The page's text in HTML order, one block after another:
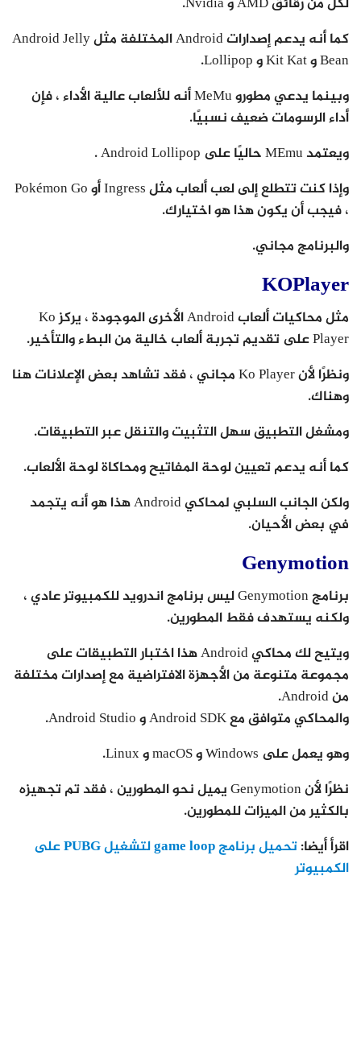
كما أنه يدعم إصدارات Android المختلفة مثل Android Jelly
Bean و Kit Kat و Lollipop.
وبينما يدعي مطورو MeMu أنه للألعاب عالية الأداء ، فإن
أداء الرسومات ضعيف نسبيًا.
ويعتمد MEmu حاليًا على Android Lollipop .
وإذا كنت تتطلع إلى لعب ألعاب مثل Ingress أو Pokémon Go
، فيجب أن يكون هذا هو اختيارك.
والبرنامج مجاني.
KOPlayer
مثل محاكيات ألعاب Android الأخرى الموجودة ، يركز Ko
Player على تقديم تجربة ألعاب خالية من البطء والتأخير.
ونظرًا لأن Ko Player مجاني ، فقد تشاهد بعض الإعلانات هنا
وهناك.
ومشغل التطبيق سهل التثبيت والتنقل عبر التطبيقات.
كما أنه يدعم تعيين لوحة المفاتيح ومحاكاة لوحة الألعاب.
ولكن الجانب السلبي لمحاكي Android هذا هو أنه يتجمد
في بعض الأحيان.
Genymotion
برنامج Genymotion ليس برنامج اندرويد للكمبيوتر عادي ،
ولكنه يستهدف فقط المطورين.
ويتيح لك محاكي Android هذا اختبار التطبيقات على
مجموعة متنوعة من الأجهزة الافتراضية مع إصدارات مختلفة
من Android.
والمحاكي متوافق مع Android SDK و Android Studio.
وهو يعمل على Windows و macOS و Linux.
نظرًا لأن Genymotion يميل نحو المطورين ، فقد تم تجهيزه
بالكثير من الميزات للمطورين.
اقرأ أيضا:
تحميل برنامج game loop لتشغيل PUBG على
الكمبيوتر